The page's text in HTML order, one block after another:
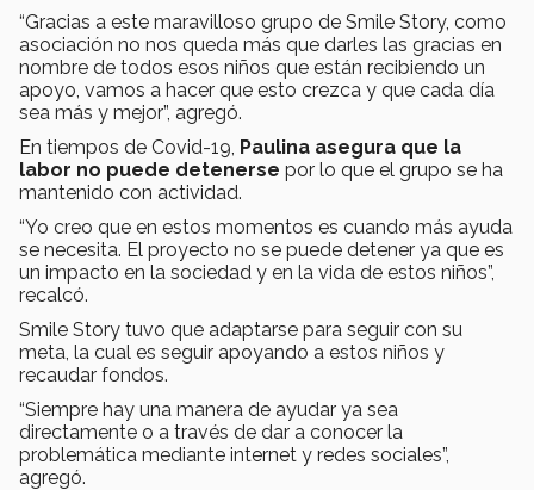
“Gracias a este maravilloso grupo de Smile Story, como
asociación no nos queda más que darles las gracias en
nombre de todos esos niños que están recibiendo un
apoyo, vamos a hacer que esto crezca y que cada día
sea más y mejor”, agregó.
En tiempos de Covid-19, Paulina asegura que la
labor no puede detenerse por lo que el grupo se ha
mantenido con actividad.
“Yo creo que en estos momentos es cuando más ayuda
se necesita. El proyecto no se puede detener ya que es
un impacto en la sociedad y en la vida de estos niños”,
recalcó.
Smile Story tuvo que adaptarse para seguir con su
meta, la cual es seguir apoyando a estos niños y
recaudar fondos.
“Siempre hay una manera de ayudar ya sea
directamente o a través de dar a conocer la
problemática mediante internet y redes sociales”,
agregó.